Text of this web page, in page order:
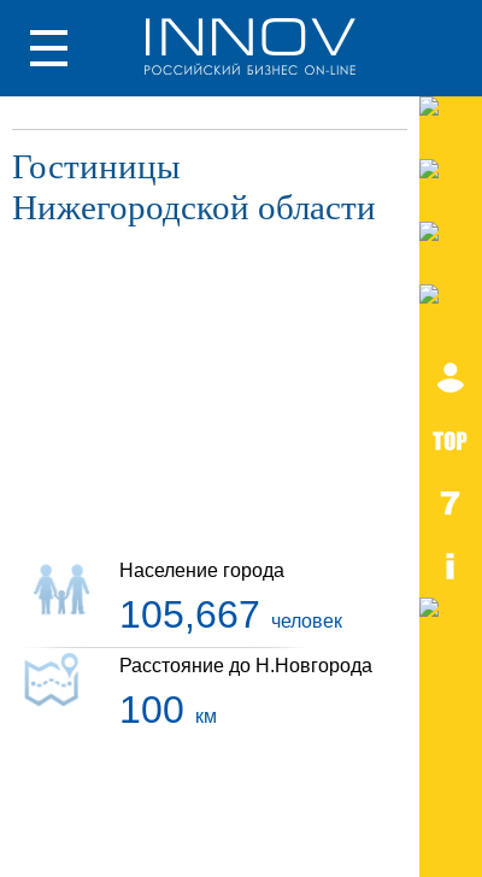
Гостиницы
Нижегородской области
Население города
105,667 человек
Расстояние до Н.Новгорода
100 км